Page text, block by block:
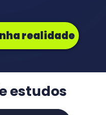
realidade
estudos